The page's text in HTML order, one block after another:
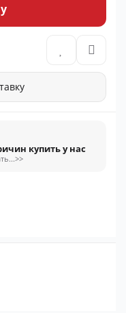
купить у нас